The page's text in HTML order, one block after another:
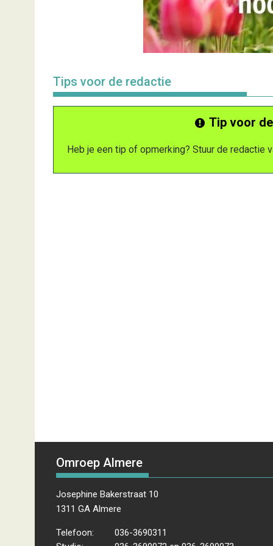
Tips voor de redactie
Tip voor
Heb je een tip of opmerking? Stuur de redactie
Omroep Almere
Josephine Bakerstraat 10
1311 GA Almere
Telefoon:
036-3690311